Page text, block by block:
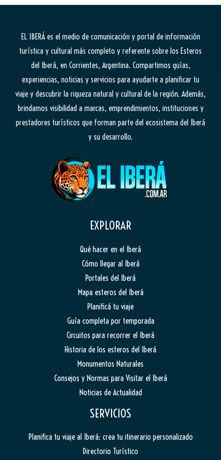
EL IBERÁes el medio de comunicación y portal de información
turística y cultural más completo y referente sobre los Esteros
del Iberá, en Corrientes, Argentina. Compartimos guías,
experiencias, noticias y servicios para ayudarte a planificar tu
viaje y descubrir la riqueza natural y cultural de la región. Además,
brindamos visibilidad a marcas, emprendimientos, instituciones y
prestadores turísticos que forman parte del ecosistema del Iberá
y su desarrollo.
EXPLORAR
Qué hacer en el Iberá
Cómo llegar al Iberá
Portales del Iberá
Mapa esteros del Iberá
Planificá tu viaje
Guía completa por temporada
Circuitos para recorrer el Iberá
Historia de los esteros del Iberá
Monumentos Naturales
Consejos y Normas para Visitar el Iberá
Noticias de Actualidad
SERVICIOS
Planifica tu viaje al Iberá: crea tu itinerario personalizado
Directorio Turístico